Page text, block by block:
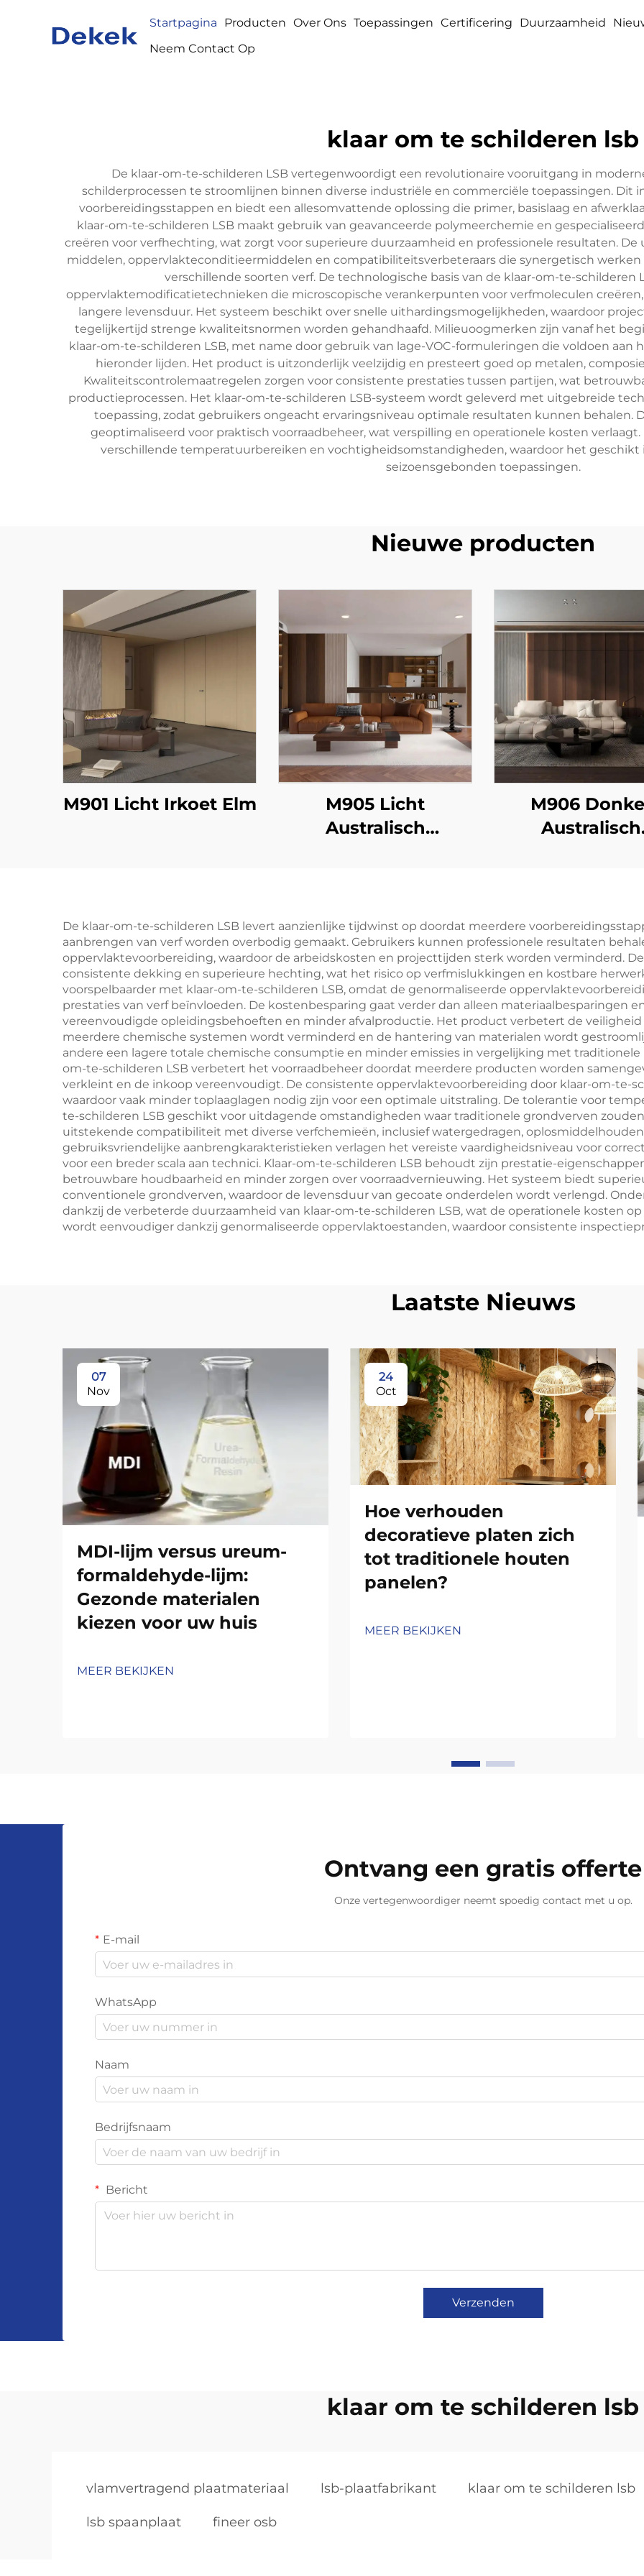
Startpagina Producten Over Ons Toepassingen Certificering Duurzaamheid
Neem Contact Op
klaar om te schilderen lsb
De klaar-om-te-schilderen LSB vertegenwoordigt een revolutionaire vooruitgang in
schilderprocessen te stroomlijnen binnen diverse industriële en commerciële toepassingen.
voorbereidingsstappen en biedt een allesomvattende oplossing die primer, basislaag en
klaar-om-te-schilderen LSB maakt gebruik van geavanceerde polymeerchemie en
creëren voor verfhechting, wat zorgt voor superieure duurzaamheid en professionele resultaten.
middelen, oppervlakteconditieermiddelen en compatibiliteitsverbeteraars die synergetisch
verschillende soorten verf. De technologische basis van de klaar-om-te-schilderen
oppervlaktemodificatietechnieken die microscopische verankerpunten voor verfmoleculen
langere levensduur. Het systeem beschikt over snelle uithardingsmogelijkheden, waardoor
tegelijkertijd strenge kwaliteitsnormen worden gehandhaafd. Milieuoogmerken zijn vanaf het
klaar-om-te-schilderen LSB, met name door gebruik van lage-VOC-formuleringen die voldoen
hieronder lijden. Het product is uitzonderlijk veelzijdig en presteert goed op metalen,
Kwaliteitscontrolemaatregelen zorgen voor consistente prestaties tussen partijen, wat
productieprocessen. Het klaar-om-te-schilderen LSB-systeem wordt geleverd met uitgebreide
toepassing, zodat gebruikers ongeacht ervaringsniveau optimale resultaten kunnen behalen.
geoptimaliseerd voor praktisch voorraadbeheer, wat verspilling en operationele kosten
verschillende temperatuurbereiken en vochtigheidsomstandigheden, waardoor het geschikt
seizoensgebonden toepassingen.
Nieuwe producten
M901 Licht Irkoet Elm
M905 Licht
Australisch
M906
Australisch
De klaar-om-te-schilderen LSB levert aanzienlijke tijdwinst op doordat meerdere
aanbrengen van verf worden overbodig gemaakt. Gebruikers kunnen professionele resultaten
oppervlaktevoorbereiding, waardoor de arbeidskosten en projecttijden sterk worden verminderd.
consistente dekking en superieure hechting, wat het risico op verfmislukkingen en kostbare
voorspelbaarder met klaar-om-te-schilderen LSB, omdat de genormaliseerde
prestaties van verf beïnvloeden. De kostenbesparing gaat verder dan alleen materiaalbesparingen
vereenvoudigde opleidingsbehoeften en minder afvalproductie. Het product verbetert de
meerdere chemische systemen wordt verminderd en de hantering van materialen wordt
andere een lagere totale chemische consumptie en minder emissies in vergelijking met traditionele
om-te-schilderen LSB verbetert het voorraadbeheer doordat meerdere producten worden
verkleint en de inkoop vereenvoudigt. De consistente oppervlaktevoorbereiding door klaar-om-te-
waardoor vaak minder toplaaglagen nodig zijn voor een optimale uitstraling. De tolerantie voor
te-schilderen LSB geschikt voor uitdagende omstandigheden waar traditionele grondverven
uitstekende compatibiliteit met diverse verfchemieën, inclusief watergedragen,
gebruiksvriendelijke aanbrengkarakteristieken verlagen het vereiste vaardigheidsniveau voor
voor een breder scala aan technici. Klaar-om-te-schilderen LSB behoudt zijn prestatie-
betrouwbare houdbaarheid en minder zorgen over voorraadvernieuwing. Het systeem biedt
conventionele grondverven, waardoor de levensduur van gecoate onderdelen wordt verlengd.
dankzij de verbeterde duurzaamheid van klaar-om-te-schilderen LSB, wat de operationele kosten
wordt eenvoudiger dankzij genormaliseerde oppervlaktoestanden, waardoor consistente
Laatste Nieuws
07
Nov
MDI-lijm versus ureum-
formaldehyde-lijm:
Gezonde materialen
kiezen voor uw huis
MEER BEKIJKEN
24
Oct
Hoe verhouden
decoratieve platen zich
tot traditionele houten
panelen?
MEER BEKIJKEN
Ontvang een gratis offerte
Onze vertegenwoordiger neemt spoedig contact met u op.
E-mail
WhatsApp
Naam
Bedrijfsnaam
Bericht
Verzenden
klaar om te schilderen lsb
vlamvertragend plaatmateriaal lsb-plaatfabrikant klaar om te schilderen lsb
lsb spaanplaat fineer osb